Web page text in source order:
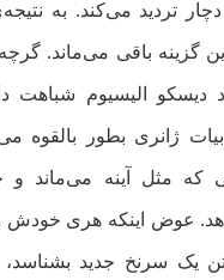
تردید می‌کند. به
گزینه باقی می‌ماند.
دیسکو الیسیوم شباهت
ژانری بطور بالقوه
که مثل آینه می‌ماند و
عوض اینکه هری خودش را
یک سرنخ جدید بشناسد،